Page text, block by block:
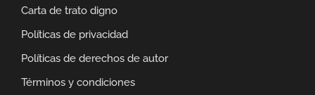
Carta de trato digno
Políticas de privacidad
Políticas de derechos de autor
Términos y condiciones